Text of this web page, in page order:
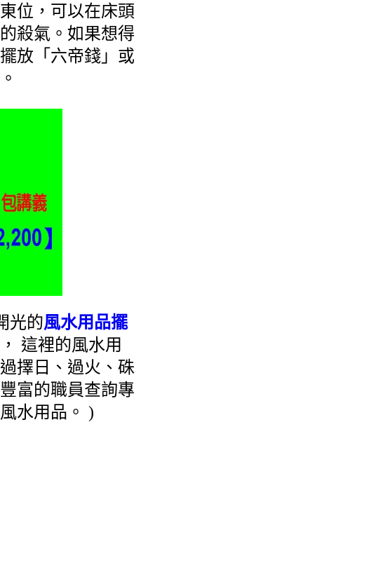
位，可以在床頭
殺氣。如果想得
放「六帝錢」或
光的風水用品擺
這裡的風水用
擇日、過火、硃
富的職員查詢專
風水用品。 )